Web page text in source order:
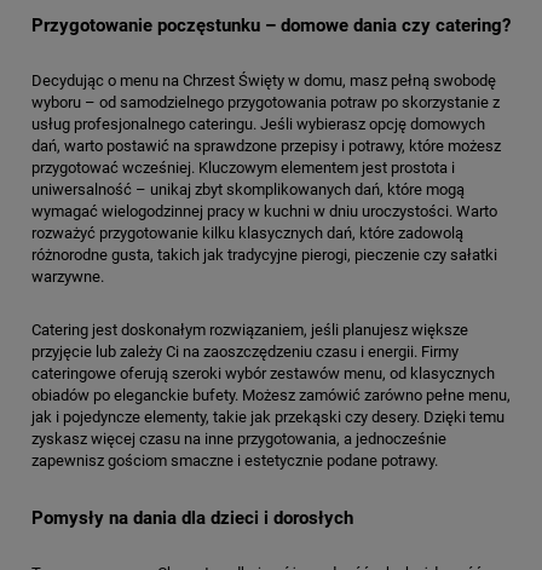
Przygotowanie poczęstunku – domowe dania czy catering?
Decydując o menu na Chrzest Święty w domu, masz pełną swobodę
wyboru – od samodzielnego przygotowania potraw po skorzystanie z
usług profesjonalnego cateringu. Jeśli wybierasz opcję domowych
dań, warto postawić na sprawdzone przepisy i potrawy, które możesz
przygotować wcześniej. Kluczowym elementem jest prostota i
uniwersalność – unikaj zbyt skomplikowanych dań, które mogą
wymagać wielogodzinnej pracy w kuchni w dniu uroczystości. Warto
rozważyć przygotowanie kilku klasycznych dań, które zadowolą
różnorodne gusta, takich jak tradycyjne pierogi, pieczenie czy sałatki
warzywne.
Catering jest doskonałym rozwiązaniem, jeśli planujesz większe
przyjęcie lub zależy Ci na zaoszczędzeniu czasu i energii. Firmy
cateringowe oferują szeroki wybór zestawów menu, od klasycznych
obiadów po eleganckie bufety. Możesz zamówić zarówno pełne menu,
jak i pojedyncze elementy, takie jak przekąski czy desery. Dzięki temu
zyskasz więcej czasu na inne przygotowania, a jednocześnie
zapewnisz gościom smaczne i estetycznie podane potrawy.
Pomysły na dania dla dzieci i dorosłych